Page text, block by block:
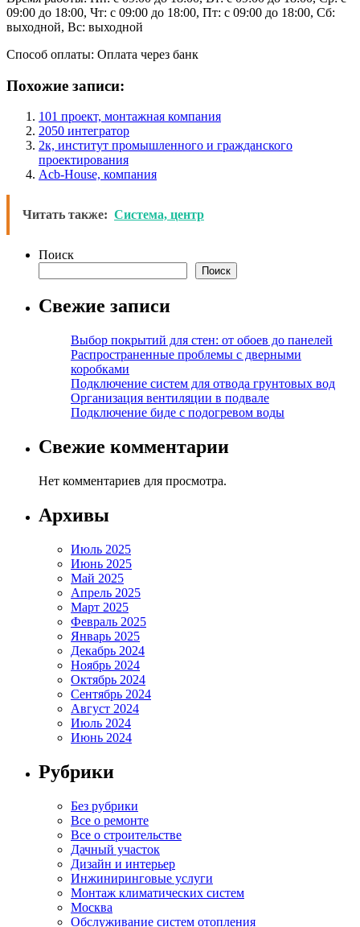
09:00 до 18:00, Чт: с 09:00 до 18:00, Пт: с 09:00 до 18:00, Сб:
выходной, Вс: выходной
Способ оплаты: Оплата через банк
Похожие записи:
101 проект, монтажная компания
2050 интегратор
2к, институт промышленного и гражданского
проектирования
Acb-House, компания
Читать также: Система, центр
Поиск
Поиск
Свежие записи
Выбор покрытий для стен: от обоев до панелей
Распространенные проблемы с дверными
коробками
Подключение систем для отвода грунтовых вод
Организация вентиляции в подвале
Подключение биде с подогревом воды
Свежие комментарии
Нет комментариев для просмотра.
Архивы
Июль 2025
Июнь 2025
Май 2025
Апрель 2025
Март 2025
Февраль 2025
Январь 2025
Декабрь 2024
Ноябрь 2024
Октябрь 2024
Сентябрь 2024
Август 2024
Июль 2024
Июнь 2024
Рубрики
Без рубрики
Все о ремонте
Все о строительстве
Дачный участок
Дизайн и интерьер
Инжиниринговые услуги
Монтаж климатических систем
Москва
Обслуживание систем отопления